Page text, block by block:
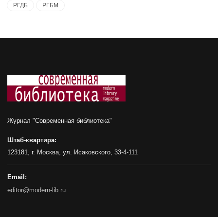
РГДБ РГБМ
Журнал "Современная библиотека"
Штаб-квартира:
123181, г. Москва, ул. Исаковского, 33-4-111
Email:
editor@modern-lib.ru